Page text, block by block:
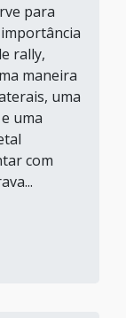
para
rally,
maneira
uma
uma
com